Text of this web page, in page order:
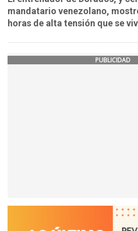
mandatario venezolano,
horas de alta tensión que se
PUBLICIDAD